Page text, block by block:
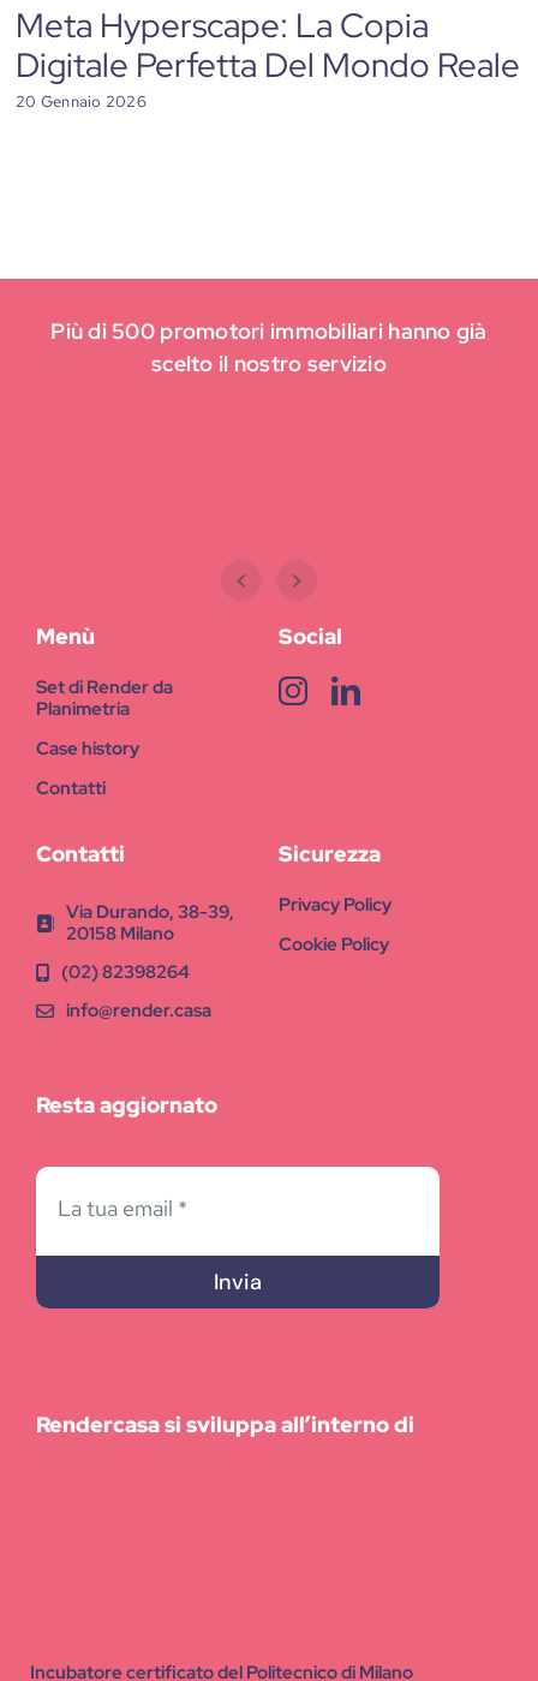
Meta Hyperscape: La Copia
Digitale Perfetta Del Mondo Reale
20 Gennaio 2026
Più di 500 promotori immobiliari hanno già
scelto il nostro servizio
Menù
Set di Render da
Planimetria
Case history
Contatti
Social
Contatti
Via Durando, 38-39,
20158 Milano
(02) 82398264
info@render.casa
Sicurezza
Privacy Policy
Cookie Policy
Resta aggiornato
Invia
Rendercasa si sviluppa all’interno di
Incubatore certificato del Politecnico di Milano